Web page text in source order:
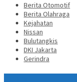
Berita Otomotif
Berita Olahraga
Kejahatan
Nissan
Bulutangkis
DKI Jakarta
Gerindra